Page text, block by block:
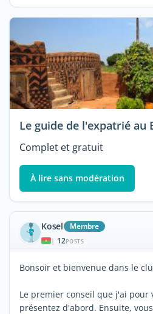
Le guide de l'expatrié au
Complet et gratuit
À lire sans modération
Kosel Membre
| 12POSTS
Bonsoir et bienvenue dans le
Le premier conseil que j'ai pour
présentez d'abord. Ensuite,